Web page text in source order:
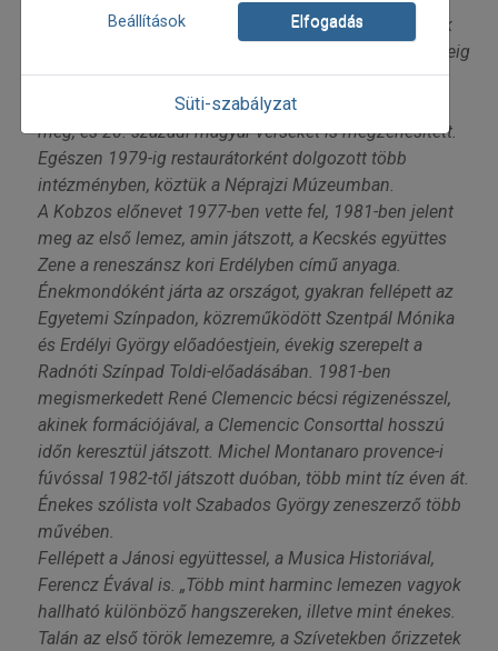
később jött a reneszánsz zene, Tinódi, Balassi, a török
zene, az ottani pengetős hangszer, a saz. Egy rövid ideig
– 1974-ben – a Kaláka együttesnek is tagja volt,
kutatásai eredményeként Csokonai-dalokat jelentetett
meg, és 20. századi magyar verseket is megzenésített.
Egészen 1979-ig restaurátorként dolgozott több
intézményben, köztük a Néprajzi Múzeumban.
A Kobzos előnevet 1977-ben vette fel, 1981-ben jelent
meg az első lemez, amin játszott, a Kecskés együttes
Zene a reneszánsz kori Erdélyben című anyaga.
Énekmondóként járta az országot, gyakran fellépett az
Egyetemi Színpadon, közreműködött Szentpál Mónika
és Erdélyi György előadóestjein, évekig szerepelt a
Radnóti Színpad Toldi-előadásában. 1981-ben
megismerkedett René Clemencic bécsi régizenésszel,
akinek formációjával, a Clemencic Consorttal hosszú
időn keresztül játszott. Michel Montanaro provence-i
fúvóssal 1982-től játszott duóban, több mint tíz éven át.
Énekes szólista volt Szabados György zeneszerző több
művében.
Fellépett a Jánosi együttessel, a Musica Historiával,
Ferencz Évával is. „Több mint harminc lemezen vagyok
hallható különböző hangszereken, illetve mint énekes.
Talán az első török lemezemre, a Szívetekben őrizzetek
Beállítások Elfogadás
Süti-szabályzat